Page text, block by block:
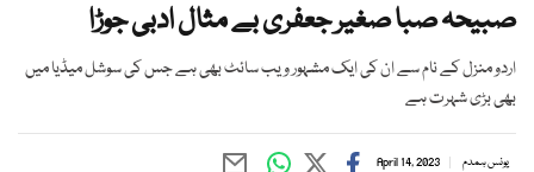
صبیحہ صبا صغیر جعفری بے مثال ادبی جوڑا
اردو منزل کے نام سے ان کی ایک مشہور ویب سائٹ بھی ہے جس کی سوشل میڈیا میں
بھی بڑی شہرت ہے
یونس ہمدم April 14, 2023